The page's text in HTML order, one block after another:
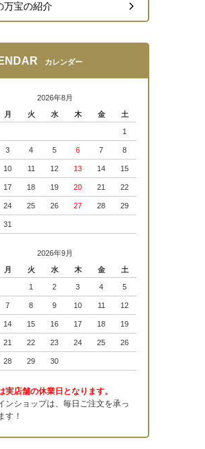
万宝の紹介
カレンダー
2026年8月
月 火 水 木 金 土
1
3 4 5 6 7 8
10 11 12 13 14 15
17 18 19 20 21 22
24 25 26 27 28 29
31
2026年9月
月 火 水 木 金 土
1 2 3 4 5
7 8 9 10 11 12
14 15 16 17 18 19
21 22 23 24 25 26
28 29 30
実店舗の休業日となります。
ンショップは、毎日ご注文を承っ
す！